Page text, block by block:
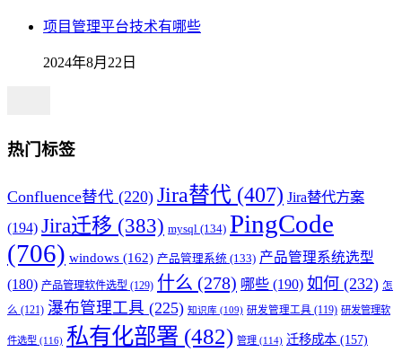
项目管理平台技术有哪些
2024年8月22日
热门标签
Confluence替代 (220) Jira替代 (407) Jira替代方案
(194) Jira迁移 (383) mysql (134) PingCode
(706) windows (162) 产品管理系统 (133) 产品管理系统选型
(180) 产品管理软件选型 (129) 什么 (278) 哪些 (190) 如何 (232) 怎
么 (121) 瀑布管理工具 (225) 知识库 (109) 研发管理工具 (119) 研发管理软
件选型 (116) 私有化部署 (482) 管理 (114) 迁移成本 (157)